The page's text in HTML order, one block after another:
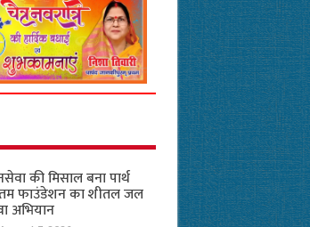
की मिसाल बना पार्थ
फाउंडेशन का शीतल जल
अभियान